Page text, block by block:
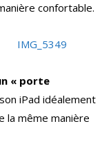
confortable.
« porte
iPad idéalement
la même manière